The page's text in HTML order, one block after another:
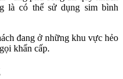
là có thể sử dụng sim bình
đang ở những khu vực hẻo
khẩn cấp.